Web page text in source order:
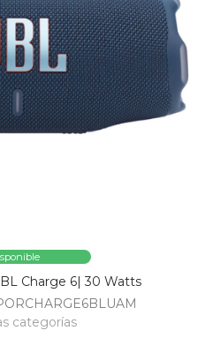
Charge 6| 30 Watts
categorías